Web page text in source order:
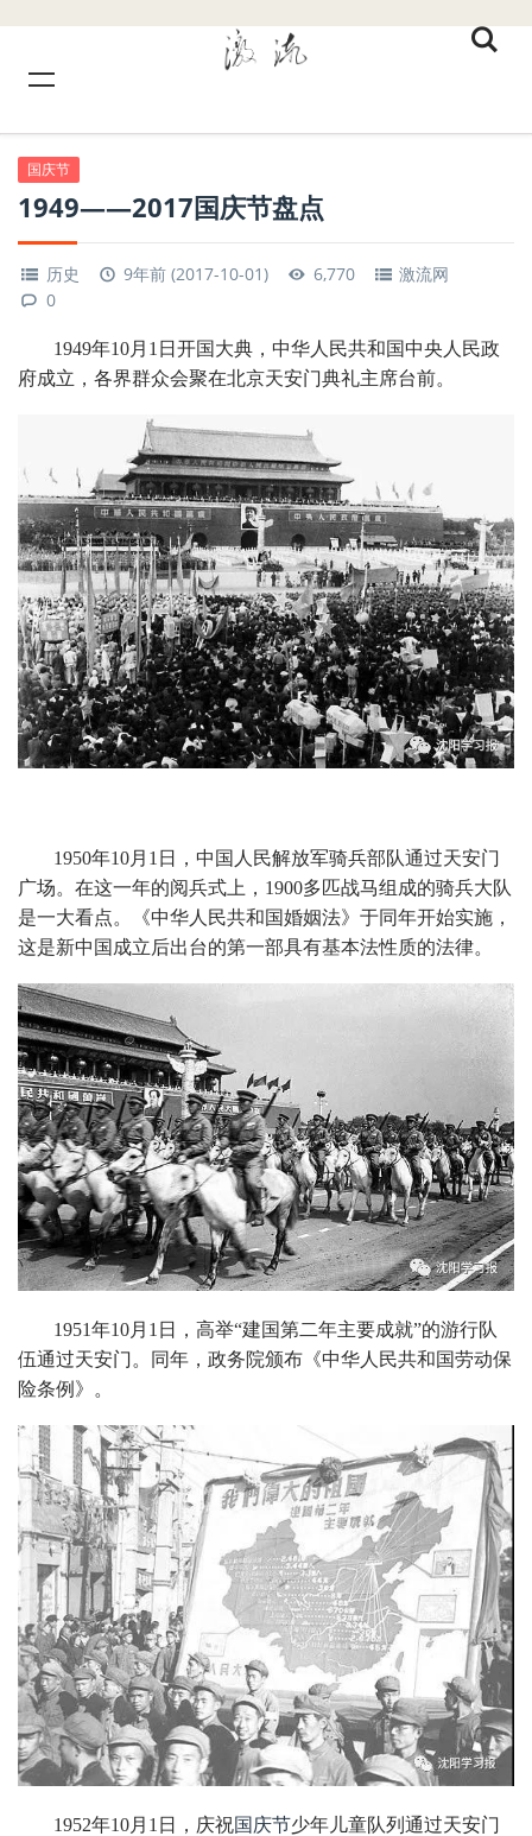
国庆节
1949——2017国庆节盘点
历史 9年前 (2017-10-01) 6,770
激流网
0
1949年10月1日开国大典，中华人民共和国中央人民政
府成立，各界群众会聚在北京天安门典礼主席台前。
1950年10月1日，中国人民解放军骑兵部队通过天安门
广场。在这一年的阅兵式上，1900多匹战马组成的骑兵大队
是一大看点。《中华人民共和国婚姻法》于同年开始实施，
这是新中国成立后出台的第一部具有基本法性质的法律。
1951年10月1日，高举“建国第二年主要成就”的游行队
伍通过天安门。同年，政务院颁布《中华人民共和国劳动保
险条例》。
1952年10月1日，庆祝国庆节少年儿童队列通过天安门